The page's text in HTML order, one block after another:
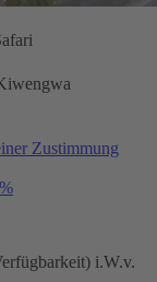
Zustimmung
i.W.v.